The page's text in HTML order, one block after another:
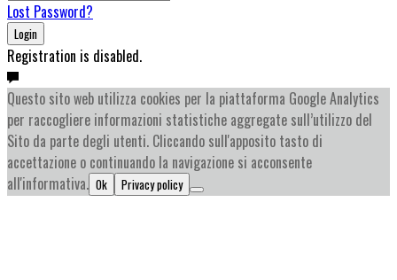
Lost Password?
Login
Registration is disabled.
Questo sito web utilizza cookies per la piattaforma Google Analytics
per raccogliere informazioni statistiche aggregate sull’utilizzo del
Sito da parte degli utenti. Cliccando sull'apposito tasto di
accettazione o continuando la navigazione si acconsente
all'informativa. Ok Privacy policy